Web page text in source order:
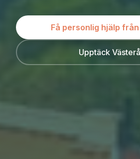
Få personlig hjälp
Upptäck